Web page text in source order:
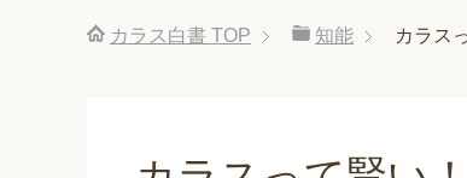
カラス白書 TOP 知能 カラス